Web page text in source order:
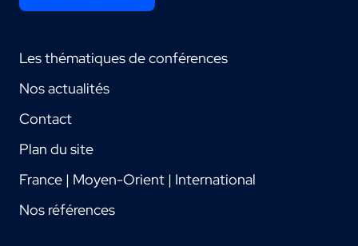
Les thématiques de conférences
Nos actualités
Contact
Plan du site
France | Moyen-Orient | International
Nos références